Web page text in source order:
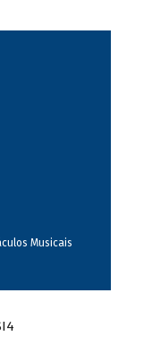
Musicais